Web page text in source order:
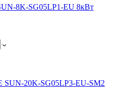
8K-SG05LP1-EU 8кВт